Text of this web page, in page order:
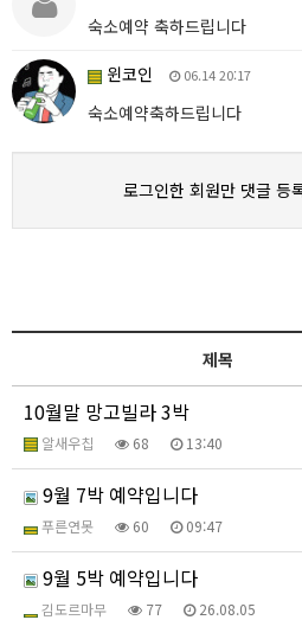
숙소예약 축하드립니다
윈코인
06.14 20:17
숙소예약축하드립니다
로그인한 회원만 댓글 등
제목
10월말 망고빌라 3박
알새우칩 68 13:40
9월 7박 예약입니다
푸른연못 60 09:47
9월 5박 예약입니다
김도르마무 77 26.08.05